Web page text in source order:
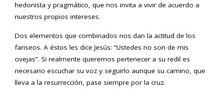
hedonista y pragmático, que nos invita a vivir de acuerdo a
nuestros propios intereses.
Dos elementos que combinados nos dan la actitud de los
fariseos. A éstos les dice Jesús: “Ustedes no son de mis
ovejas”. Si realmente queremos pertenecer a su redil es
necesario escuchar su voz y seguirlo aunque su camino, que
lleva a la resurrección, pase siempre por la cruz.